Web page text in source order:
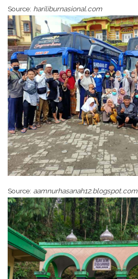
Source: hariliburnasional.com
Source: aamnurhasanah12.blogspot.com